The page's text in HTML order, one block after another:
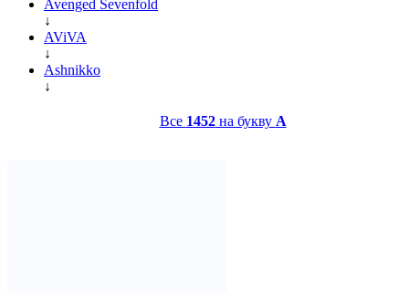
Avenged Sevenfold
↓
AViVA
↓
Ashnikko
↓
Все 1452на букву A